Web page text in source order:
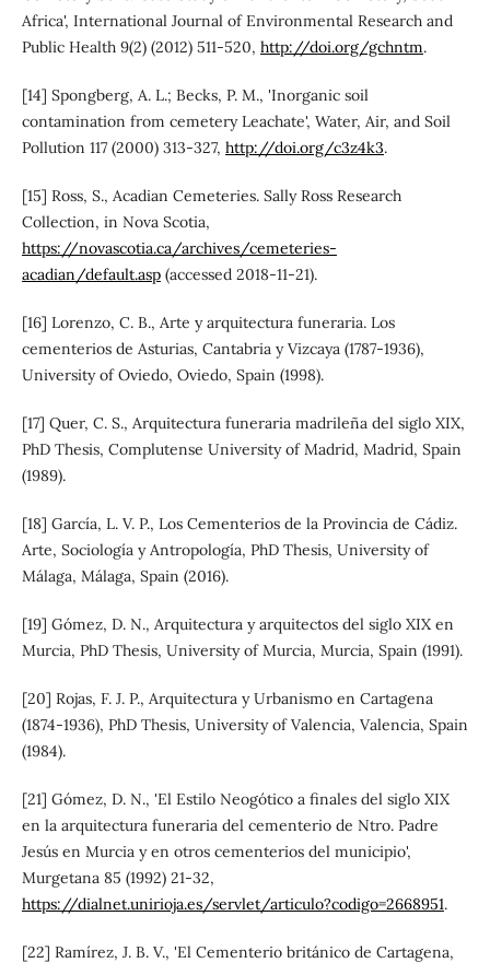
Africa', International Journal of Environmental Research and
Public Health 9(2) (2012) 511-520, http://doi.org/gchntm.
[14] Spongberg, A. L.; Becks, P. M., 'Inorganic soil
contamination from cemetery Leachate', Water, Air, and Soil
Pollution 117 (2000) 313-327, http://doi.org/c3z4k3.
[15] Ross, S., Acadian Cemeteries. Sally Ross Research
Collection, in Nova Scotia,
https://novascotia.ca/archives/cemeteries-
acadian/default.asp(accessed 2018-11-21).
[16] Lorenzo, C. B., Arte y arquitectura funeraria. Los
cementerios de Asturias, Cantabria y Vizcaya (1787-1936),
University of Oviedo, Oviedo, Spain (1998).
[17] Quer, C. S., Arquitectura funeraria madrileña del siglo XIX,
PhD Thesis, Complutense University of Madrid, Madrid, Spain
(1989).
[18] García, L. V. P., Los Cementerios de la Provincia de Cádiz.
Arte, Sociología y Antropología, PhD Thesis, University of
Málaga, Málaga, Spain (2016).
[19] Gómez, D. N., Arquitectura y arquitectos del siglo XIX en
Murcia, PhD Thesis, University of Murcia, Murcia, Spain (1991).
[20] Rojas, F. J. P., Arquitectura y Urbanismo en Cartagena
(1874-1936), PhD Thesis, University of Valencia, Valencia, Spain
(1984).
[21] Gómez, D. N., 'El Estilo Neogótico a finales del siglo XIX
en la arquitectura funeraria del cementerio de Ntro. Padre
Jesús en Murcia y en otros cementerios del municipio',
Murgetana 85 (1992) 21-32,
https://dialnet.unirioja.es/servlet/articulo?codigo=2668951.
[22] Ramírez, J. B. V., 'El Cementerio británico de Cartagena,